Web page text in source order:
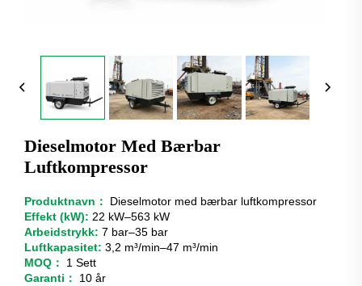
Dieselmotor Med Bærbar
Luftkompressor
Produktnavn： Dieselmotor med bærbar luftkompressor
Effekt (kW): 22 kW–563 kW
Arbeidstrykk: 7 bar–35 bar
Luftkapasitet: 3,2 m³/min–47 m³/min
MOQ： 1 Sett
Garanti： 10 år